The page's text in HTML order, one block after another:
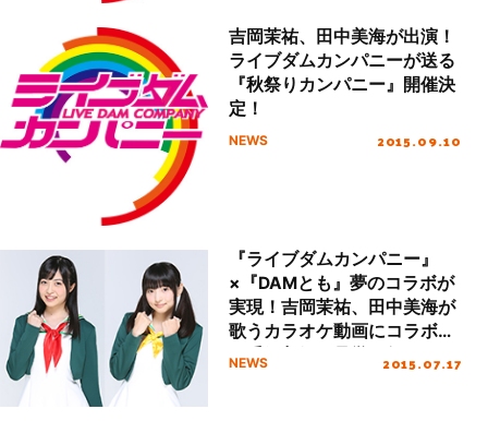
吉岡茉祐、田中美海が出演！
ライブダムカンパニーが送る
『秋祭りカンパニー』開催決
定！
NEWS 2015.09.10
『ライブダムカンパニー』
×『DAMとも』夢のコラボが
実現！吉岡茉祐、田中美海が
歌うカラオケ動画にコラボし
て番組収録を見学に行こう！
NEWS 2015.07.17